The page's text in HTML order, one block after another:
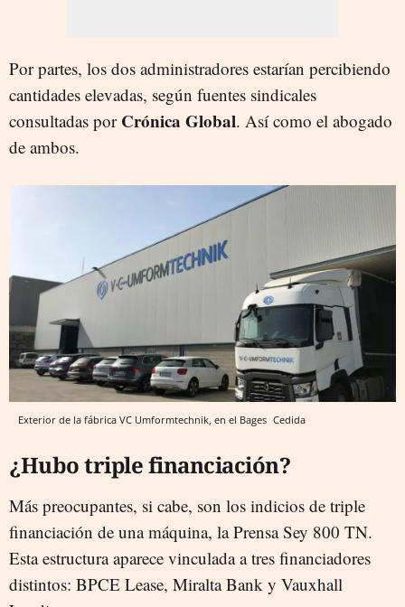
Por partes, los dos administradores estarían percibiendo
cantidades elevadas, según fuentes sindicales
consultadas por Crónica Global. Así como el abogado
de ambos.
Exterior de la fábrica VC Umformtechnik, en el Bages Cedida
¿Hubo triple financiación?
Más preocupantes, si cabe, son los indicios de triple
financiación de una máquina, la Prensa Sey 800 TN.
Esta estructura aparece vinculada a tres financiadores
distintos: BPCE Lease, Miralta Bank y Vauxhall